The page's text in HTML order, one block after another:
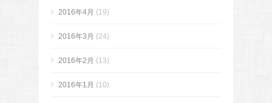
2016年4月 (19)
2016年3月 (24)
2016年2月 (13)
2016年1月 (10)